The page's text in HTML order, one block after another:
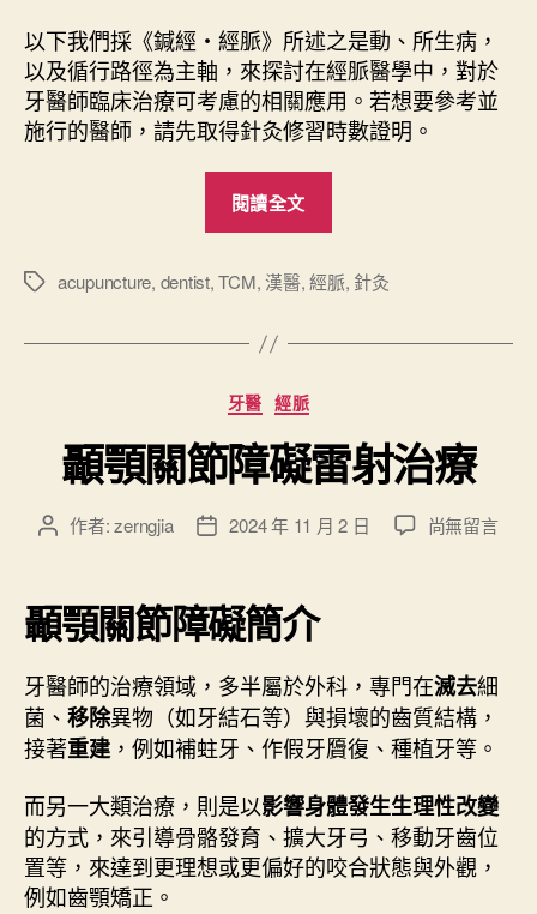
以下我們採《鍼經・經脈》所述之是動、所生病，
以及循行路徑為主軸，來探討在經脈醫學中，對於
牙醫師臨床治療可考慮的相關應用。若想要參考並
施行的醫師，請先取得針灸修習時數證明。
閱讀全文
與
醫
應
用
”
標
acupuncture, dentist,TCM, 漢醫,經脈, 針灸
分
類
牙醫 經脈
顳顎關節障礙雷射治療
文
者
作者:zerngjia
文
佈
日
2024 年 11 月 2 日
在
障
礙
雷
射
療
〉
中
尚無留言
顳顎關節障礙簡介
牙醫師的治療領域，多半屬於外科，專門在滅去細
菌、 移除異物（如牙結石等）與損壞的齒質結構，
接著重建 ，例如補蛀牙、作假牙贗復、種植牙等。
而另一大類治療，則是以影響身體發生生理性改變
的方式，來引導骨骼發育、擴大牙弓、移動牙齒位
置等，來達到更理想或更偏好的咬合狀態與外觀，
例如齒顎矯正。